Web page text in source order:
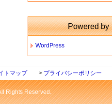
Powered by
WordPress
トマップ > プライバシーポリシー
Rights Reserved.